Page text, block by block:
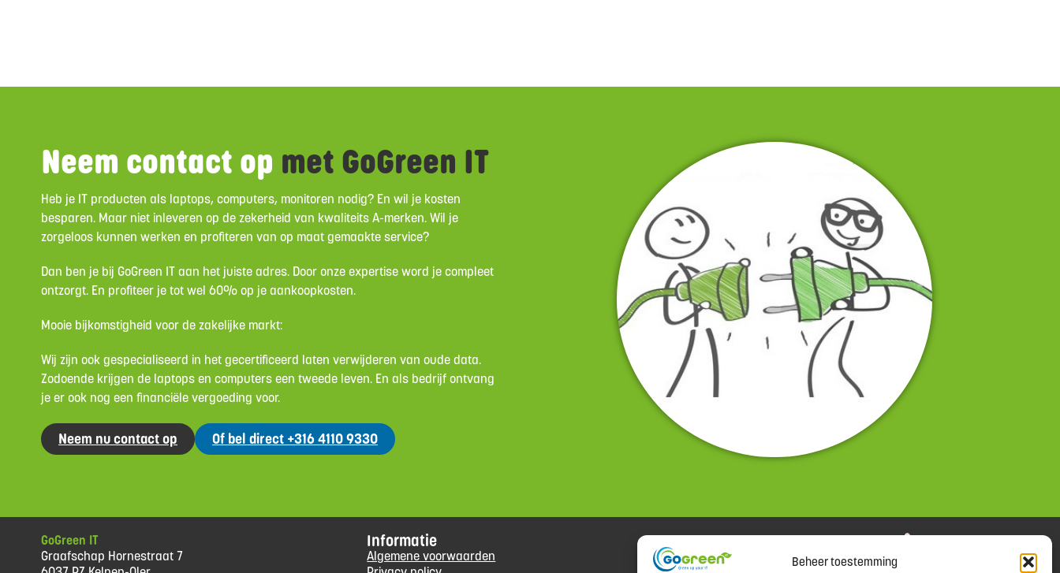
Beheer toestemming
Neem contact op met GoGreen IT
Heb je IT producten als laptops, computers, monitoren nodig? En wil je kosten
besparen. Maar niet inleveren op de zekerheid van kwaliteits A-merken. Wil je
zorgeloos kunnen werken en profiteren van op maat gemaakte service?
Dan ben je bij GoGreen IT aan het juiste adres. Door onze expertise word je compleet
ontzorgt. En profiteer je tot wel 60% op je aankoopkosten.
Mooie bijkomstigheid voor de zakelijke markt:
Wij zijn ook gespecialiseerd in het gecertificeerd laten verwijderen van oude data.
Zodoende krijgen de laptops en computers een tweede leven. En als bedrijf ontvang
je er ook nog een financiële vergoeding voor.
Neem nu contact op Of bel direct +316 4110 9330
GoGreen IT
Graafschap Hornestraat 7
Informatie
Algemene voorwaarden